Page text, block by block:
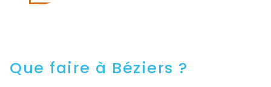
Que faire à Béziers ?